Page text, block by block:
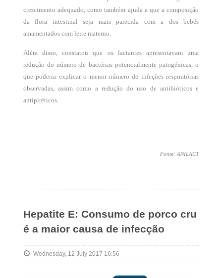
crescimento adequado, como também ajuda a que a composição
da flora intestinal seja mais parecida com a dos bebés
amamentados com leite materno.
Além disso, constatou que os lactantes apresentavam uma
redução do número de bactérias potencialmente patogénicas, o
que poderia explicar o menor número de infeções respiratórias
observadas, assim como a redução do uso de antibióticos e
antipiréticos.
Fonte: ANILACT
Hepatite E: Consumo de porco cru
é a maior causa de infecção
Wednesday, 12 July 2017 16:56